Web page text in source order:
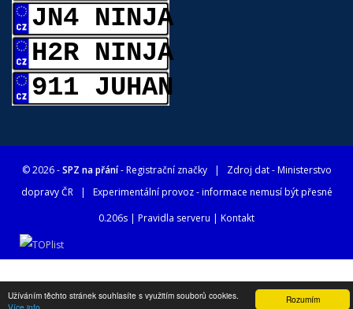
Rozumím
Užíváním těchto stránek souhlasíte s využitím souborů cookies.
JN4 NINJA
H2R NINJA
911 JUHAN
© 2026 -SPZ na přání- Registrační značky| Zdroj dat -Ministerstvo
dopravy ČR| Experimentální provoz - informace nemusí být přesné
0.206s | Pravidla serveru | Kontakt